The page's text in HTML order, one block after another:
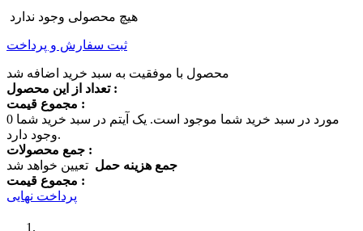
هیچ محصولی وجود ندارد
ثبت سفارش و پرداخت
محصول با موفقیت به سبد خرید اضافه شد
تعداد از این محصول :
مجموع قیمت :
0
مورد در سبد خرید شما موجود است. یک آیتم در سبد خرید شما
وجود دارد.
جمع محصولات :
جمع هزینه حمل تعیین خواهد شد
مجموع قیمت :
پرداخت نهایی